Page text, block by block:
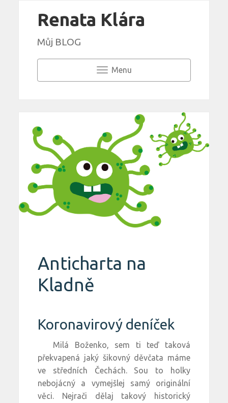
Renata Klára
Můj BLOG
Menu
Anticharta na
Kladně
Koronavirový deníček
Milá Boženko, sem ti teď taková
překvapená jaký šikovný děvčata máme
ve středních Čechách. Sou to holky
nebojácný a vymejšlej samý originální
věci. Nejrači dělaj takový historický